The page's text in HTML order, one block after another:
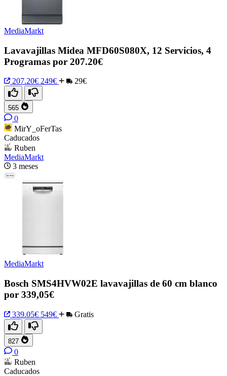
MediaMarkt
Lavavajillas Midea MFD60S080X, 12 Servicios, 4
Programas por 207.20€
207.20€ 249€ 29€
565
0
MirY_oFerTas
Caducados
Ruben
MediaMarkt
3 meses
MediaMarkt
Bosch SMS4HVW02E lavavajillas de 60 cm blanco
por 339,05€
339.05€ 549€ Gratis
827
0
Ruben
Caducados